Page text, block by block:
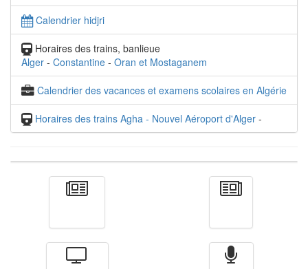
Calendrier hidjri
Horaires des trains, banlieue
Alger - Constantine - Oran et Mostaganem
Calendrier des vacances et examens scolaires en Algérie
Horaires des trains Agha - Nouvel Aéroport d'Alger -